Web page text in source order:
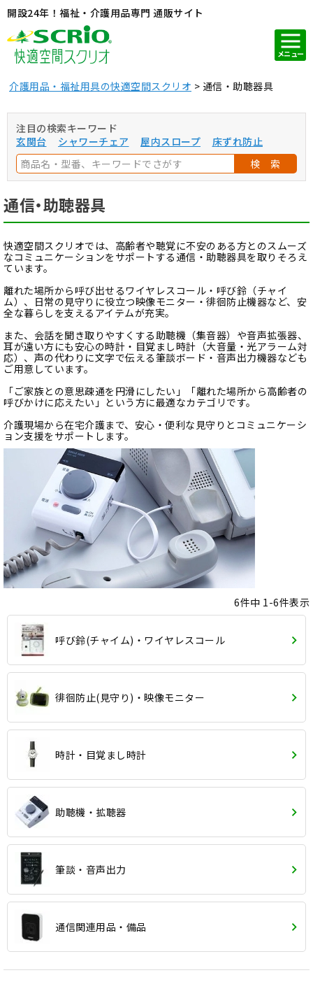
開設24年！福祉・介護用品専門 通販サイト
メニュー
介護用品・福祉用具の快適空間スクリオ 通信・助聴器具
注目の検索キーワード
玄関台
シャワーチェア 屋内スロープ
床ずれ防止
検 索
通信・助聴器具
快適空間スクリオでは、高齢者や聴覚に不安のある方とのスムーズ
なコミュニケーションをサポートする通信・助聴器具を取りそろえ
ています。
離れた場所から呼び出せるワイヤレスコール・呼び鈴（チャイ
ム）、日常の見守りに役立つ映像モニター・徘徊防止機器など、安
全な暮らしを支えるアイテムが充実。
また、会話を聞き取りやすくする助聴機（集音器）や音声拡張器、
耳が遠い方にも安心の時計・目覚まし時計（大音量・光アラーム対
応）、声の代わりに文字で伝える筆談ボード・音声出力機器なども
ご用意しています。
「ご家族との意思疎通を円滑にしたい」「離れた場所から高齢者の
呼びかけに応えたい」という方に最適なカテゴリです。
介護現場から在宅介護まで、安心・便利な見守りとコミュニケーシ
ョン支援をサポートします。
6件中 1-6件表示
呼び鈴(チャイム)・ワイヤレスコール
徘徊防止(見守り)・映像モニター
時計・目覚まし時計
助聴機・拡聴器
筆談・音声出力
通信関連用品・備品